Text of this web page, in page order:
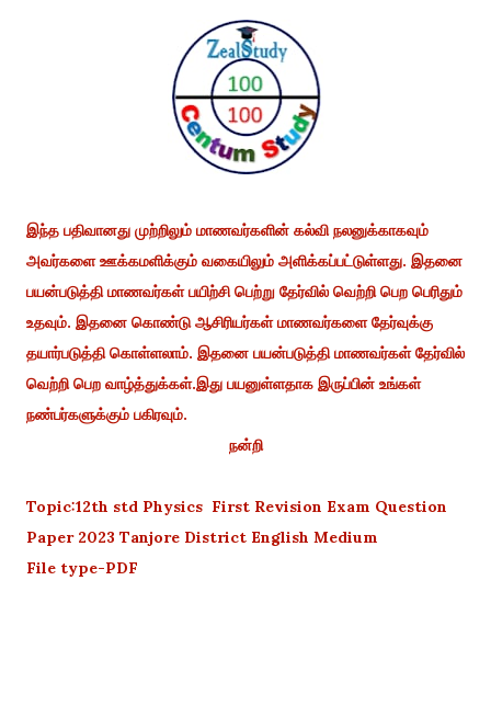
இந்த பதிவானது முற்றிலும் மாணவர்களின் கல்வி நலனுக்காகவும்
அவர்களை ஊக்கமளிக்கும் வகையிலும் அளிக்கப்பட்டுள்ளது. இதனை
பயன்படுத்தி மாணவர்கள் பயிற்சி பெற்று தேர்வில் வெற்றி பெற பெரிதும்
உதவும். இதனை கொண்டு ஆசிரியர்கள் மாணவர்களை தேர்வுக்கு
தயார்படுத்தி கொள்ளலாம். இதனை பயன்படுத்தி மாணவர்கள் தேர்வில்
வெற்றி பெற வாழ்த்துக்கள்.இது பயனுள்ளதாக இருப்பின் உங்கள்
நண்பர்களுக்கும் பகிரவும்.
நன்றி
Topic:12th std Physics First Revision Exam Question
Paper 2023 Tanjore District English Medium
File type-PDF